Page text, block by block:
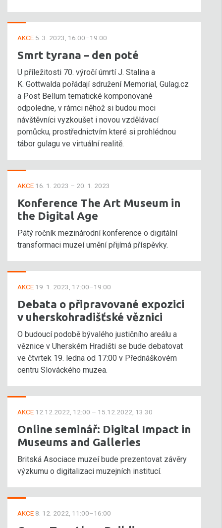
AKCE 5. 3. 2023, 16:00–19:00
Smrt tyrana – den poté
U příležitosti 70. výročí úmrtí J. Stalina a
K. Gottwalda pořádají sdružení Memorial, Gulag.cz
a Post Bellum tematické komponované
odpoledne, v rámci něhož si budou moci
návštěvníci vyzkoušet i novou vzdělávací
pomůcku, prostřednictvím které si prohlédnou
tábor gulagu ve virtuální realitě.
AKCE 16. 1. 2023 – 20. 1. 2023
Konference The Art Museum in
the Digital Age
Pátý ročník mezinárodní konference o digitální
transformaci muzeí umění přijímá příspěvky.
AKCE 19. 1. 2023, 17:00–19:00
Debata o připravované expozici
v uherskohradišťské věznici
O budoucí podobě bývalého justičního areálu a
věznice v Uherském Hradišti se bude debatovat
ve čtvrtek 19. ledna od 17:00 v Přednáškovém
centru Slováckého muzea.
AKCE 12.12.2022, 12:00 – 15.12.2022, 13:30
Online seminář: Digital Impact in
Museums and Galleries
Britská Asociace muzeí bude prezentovat závěry
výzkumu o digitalizaci muzejních institucí.
AKCE 8. 12. 2022, 11:00–16:00